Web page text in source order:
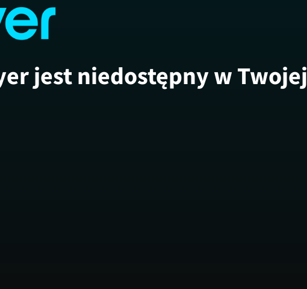
jest niedostępny w Twojej